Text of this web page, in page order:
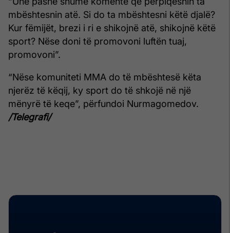
mbështesnin atë. Si do ta mbështesni këtë djalë?
Kur fëmijët, brezi i ri e shikojnë atë, shikojnë këtë
sport? Nëse doni të promovoni luftën tuaj,
promovoni”.
“Nëse komuniteti MMA do të mbështesë këta
njerëz të këqij, ky sport do të shkojë në një
mënyrë të keqe”, përfundoi Nurmagomedov.
/Telegrafi/